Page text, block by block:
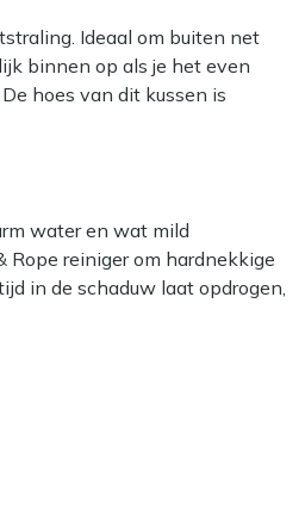
Ideaal om buiten net
binnen op als je het even
hoes van dit kussen is
water en wat mild
reiniger om hardnekkige
in de schaduw laat opdrogen,
langer schoon blijven. Dat